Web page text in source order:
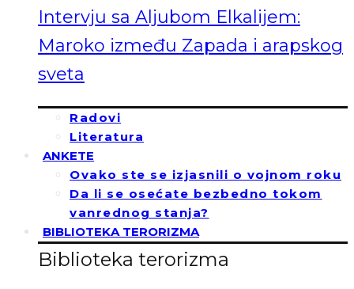
Intervju sa Aljubom Elkalijem:
Maroko između Zapada i arapskog
sveta
Radovi
Literatura
ANKETE
Ovako ste se izjasnili o vojnom roku
Da li se osećate bezbedno tokom
vanrednog stanja?
BIBLIOTEKA TERORIZMA
Biblioteka terorizma